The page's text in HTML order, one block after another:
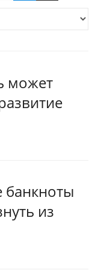
может
банкноты
из